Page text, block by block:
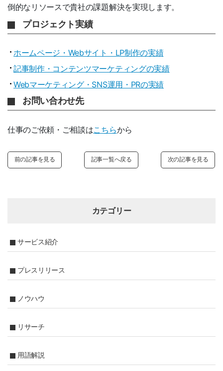
倒的なリソースで貴社の課題解決を実現します。
プロジェクト実績
ホームページ・Webサイト・LP制作の実績
記事制作・コンテンツマーケティングの実績
Webマーケティング・SNS運用・PRの実績
お問い合わせ先
仕事のご依頼・ご相談はこちらから
前の記事を見る 記事一覧へ戻る 次の記事を見る
カテゴリー
サービス紹介
プレスリリース
ノウハウ
リサーチ
用語解説